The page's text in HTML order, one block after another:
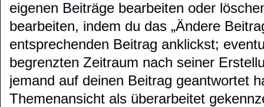
eigenen Beiträge bearbeiten oder
bearbeiten, indem du das „Ändere
entsprechenden Beitrag anklickst;
begrenzten Zeitraum nach seiner
jemand auf deinen Beitrag geantwortet
Themenansicht als überarbeitet